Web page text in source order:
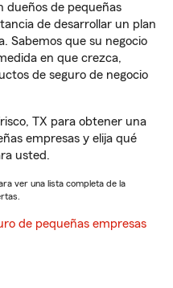
dueños de pequeñas
de desarrollar un plan
Sabemos que su negocio
en que crezca,
de seguro de negocio
TX para obtener una
empresas y elija qué
usted.
ver una lista completa de la
de pequeñas empresas